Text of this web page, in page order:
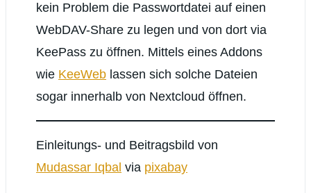
kein Problem die Passwortdatei auf einen
WebDAV-Share zu legen und von dort via
KeePass zu öffnen. Mittels eines Addons
wie KeeWeb lassen sich solche Dateien
sogar innerhalb von Nextcloud öffnen.
Einleitungs- und Beitragsbild von
Mudassar Iqbal via pixabay